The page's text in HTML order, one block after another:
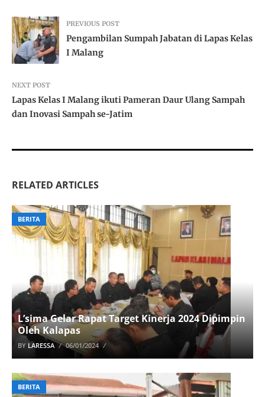
PREVIOUS POST
Pengambilan Sumpah Jabatan di Lapas Kelas
I Malang
NEXT POST
Lapas Kelas I Malang ikuti Pameran Daur Ulang Sampah
dan Inovasi Sampah se-Jatim
RELATED ARTICLES
BERITA
L’sima Gelar Rapat Target Kinerja 2024 Dipimpin
Oleh Kalapas
BY LARESSA 06/01/2024
BERITA